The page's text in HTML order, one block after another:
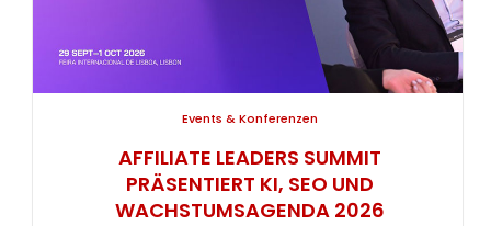
Events & Konferenzen
AFFILIATE LEADERS SUMMIT
PRÄSENTIERT KI, SEO UND
WACHSTUMSAGENDA 2026